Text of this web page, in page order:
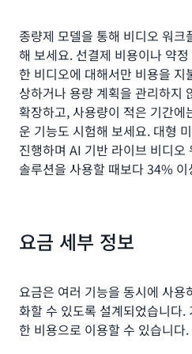
종량제 모델을 통해 비디오 워크
해 보세요. 선결제 비용이나 약
한 비디오에 대해서만 비용을 지
상하거나 용량 계획을 관리하지
확장하고, 사용량이 적은 기간에
운 기능도 시험해 보세요. 대형
진행하며 AI 기반 라이브 비디오
솔루션을 사용할 때보다 34%
요금 세부 정보
요금은 여러 기능을 동시에 사용
화할 수 있도록 설계되었습니다.
한 비용으로 이용할 수 있습니다.